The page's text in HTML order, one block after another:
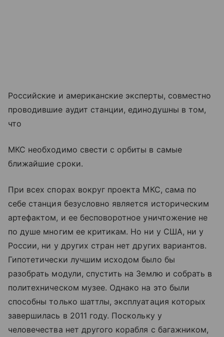
Российские и американские эксперты, совместно
проводившие аудит станции, единодушны в том,
что
МКС необходимо свести с орбиты в самые
ближайшие сроки.
При всех спорах вокруг проекта МКС, сама по
себе станция безусловно является историческим
артефактом, и ее бесповоротное уничтожение не
по душе многим ее критикам. Но ни у США, ни у
России, ни у других стран нет других вариантов.
Гипотетически лучшим исходом было бы
разобрать модули, спустить на Землю и собрать в
политехническом музее. Однако на это были
способны только шаттлы, эксплуатация которых
завершилась в 2011 году. Поскольку у
человечества нет другого корабля с багажником,